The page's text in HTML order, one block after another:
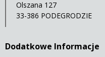
Olszana 127
33-386 PODEGRODZIE
Dodatkowe Informacje